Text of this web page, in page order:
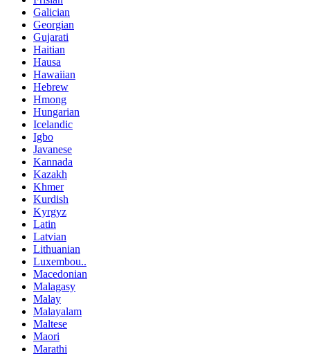
Galician
Georgian
Gujarati
Haitian
Hausa
Hawaiian
Hebrew
Hmong
Hungarian
Icelandic
Igbo
Javanese
Kannada
Kazakh
Khmer
Kurdish
Kyrgyz
Latin
Latvian
Lithuanian
Luxembou..
Macedonian
Malagasy
Malay
Malayalam
Maltese
Maori
Marathi